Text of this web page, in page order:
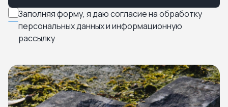
Заполняя форму, я даю согласие на обработку
персональных данных и информационную
рассылку